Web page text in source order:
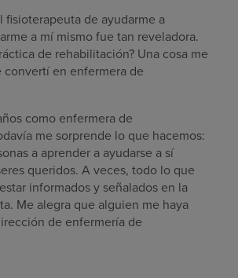
fisioterapeuta de ayudarme a
a mí mismo fue tan reveladora.
de rehabilitación? Una cosa me
convertí en enfermera de
como enfermera de
me sorprende lo que hacemos:
a aprender a ayudarse a sí
queridos. A veces, todo lo que
informados y señalados en la
Me alegra que alguien me haya
de enfermería de